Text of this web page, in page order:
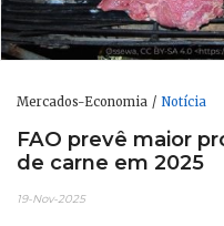
Mercados-Economia Notícia
FAO prevê maior
de carne em 2025
19-Nov-2025